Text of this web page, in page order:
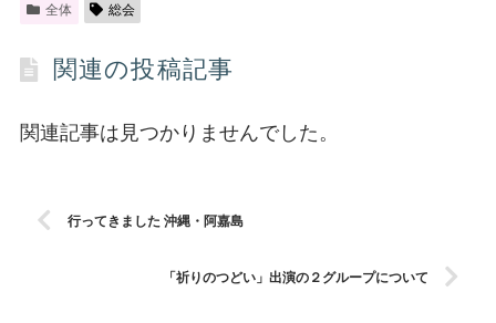
全体 総会
関連の投稿記事
関連記事は見つかりませんでした。
行ってきました 沖縄・阿嘉島
「祈りのつどい」出演の２グループについて